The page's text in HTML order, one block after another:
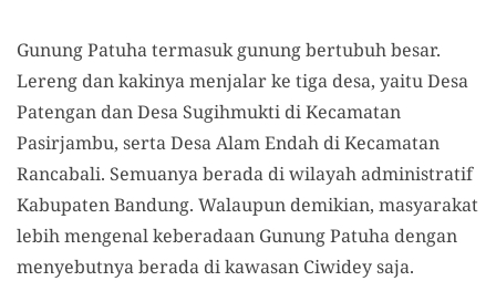
Gunung Patuha termasuk gunung bertubuh besar.
Lereng dan kakinya menjalarke tiga desa, yaitu Desa
Patengan dan Desa Sugihmukti di Kecamatan
Pasirjambu, serta Desa Alam Endah di Kecamatan
Rancabali. Semuanya berada di wilayah administratif
Kabupaten Bandung. Walaupun demikian, masyarakat
lebih mengenal keberadaan Gunung Patuha dengan
menyebutnya berada di kawasan Ciwidey saja.